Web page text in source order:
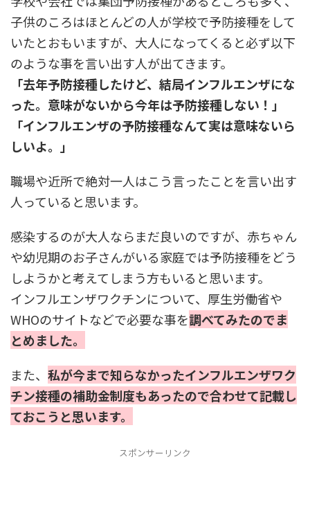
子供のころはほとんどの人が学校で予防接種をして
いたとおもいますが、大人になってくると必ず以下
のような事を言い出す人が出てきます。
「去年予防接種したけど、結局インフルエンザにな
った。意味がないから今年は予防接種しない！」
「インフルエンザの予防接種なんて実は意味ないら
しいよ。」
職場や近所で絶対一人はこう言ったことを言い出す
人っていると思います。
感染するのが大人ならまだ良いのですが、赤ちゃん
や幼児期のお子さんがいる家庭では予防接種をどう
しようかと考えてしまう方もいると思います。
インフルエンザワクチンについて、厚生労働省や
WHOのサイトなどで必要な事を調べてみたのでま
とめました。
また、 私が今まで知らなかったインフルエンザワク
チン接種の補助金制度もあったので合わせて記載し
ておこうと思います。
スポンサーリンク